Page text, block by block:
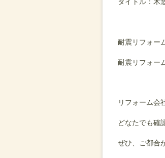
タイトル：木
耐震リフォー
耐震リフォー
リフォーム会
どなたでも確
ぜひ、ご都合